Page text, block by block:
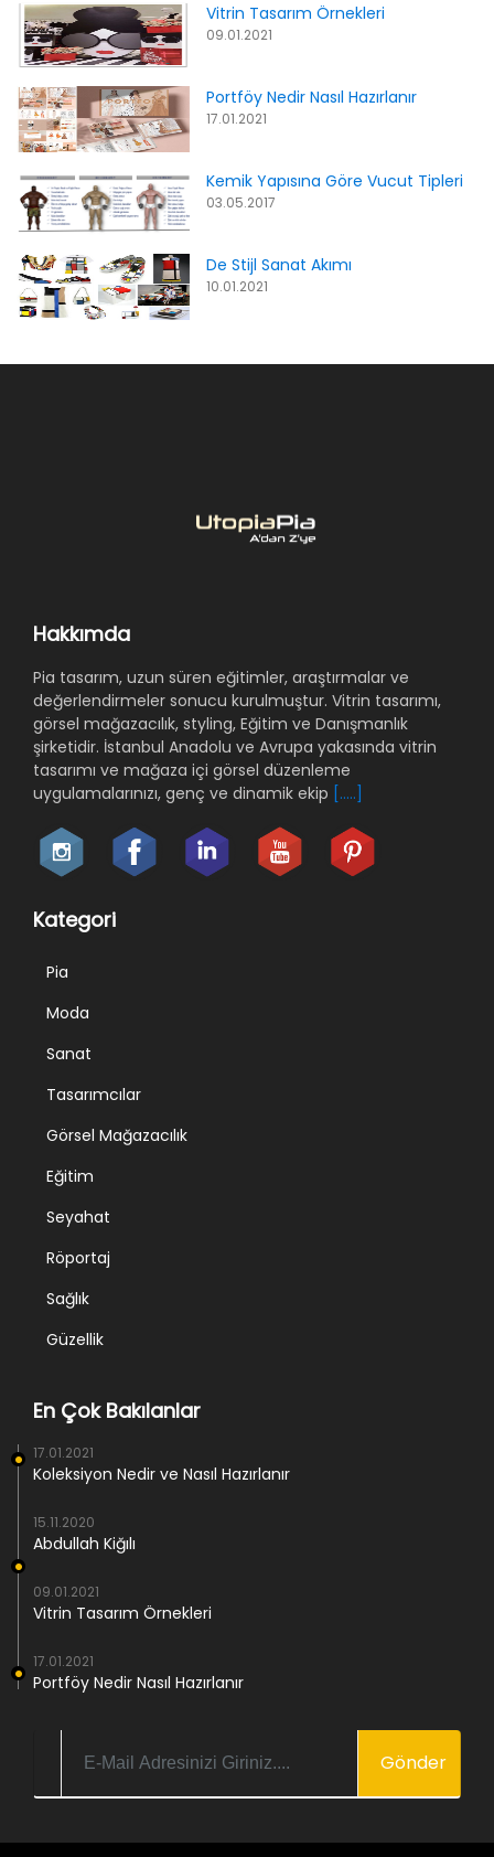
Vitrin Tasarım Örnekleri
09.01.2021
Portföy Nedir Nasıl Hazırlanır
17.01.2021
Kemik Yapısına Göre Vucut Tipleri
03.05.2017
De Stijl Sanat Akımı
10.01.2021
Hakkımda
Pia tasarım, uzun süren eğitimler, araştırmalar ve
değerlendirmeler sonucu kurulmuştur. Vitrin tasarımı,
görsel mağazacılık, styling, Eğitim ve Danışmanlık
şirketidir. İstanbul Anadolu ve Avrupa yakasında vitrin
tasarımı ve mağaza içi görsel düzenleme
uygulamalarınızı, genç ve dinamik ekip [.....]
Kategori
Pia
Moda
Sanat
Tasarımcılar
Görsel Mağazacılık
Eğitim
Seyahat
Röportaj
Sağlık
Güzellik
En Çok Bakılanlar
17.01.2021
Koleksiyon Nedir ve Nasıl Hazırlanır
15.11.2020
Abdullah Kiğılı
09.01.2021
Vitrin Tasarım Örnekleri
17.01.2021
Portföy Nedir Nasıl Hazırlanır
Gönder